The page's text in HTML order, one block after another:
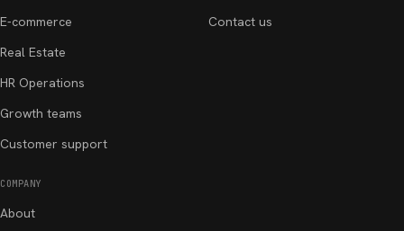
E-commerce
Real Estate
HR Operations
Growth teams
Customer support
Contact us
COMPANY
About